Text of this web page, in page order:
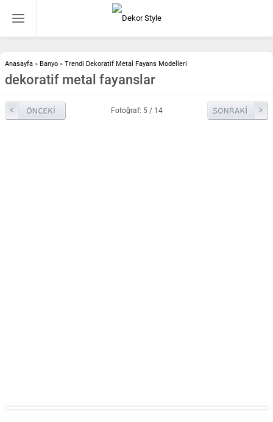
Anasayfa » Banyo » Trendi Dekoratif Metal Fayans Modelleri
dekoratif metal fayanslar
Fotoğraf: 5 / 14